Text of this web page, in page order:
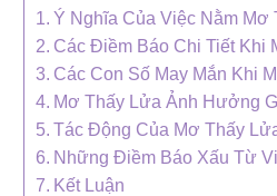
Ý Nghĩa Của Việc Nằm Mơ
Các Điềm Báo Chi Tiết Khi
Các Con Số May Mắn Khi
Mơ Thấy Lửa Ảnh Hưởng
Tác Động Của Mơ Thấy
Những Điềm Báo Xấu Từ
Kết Luận